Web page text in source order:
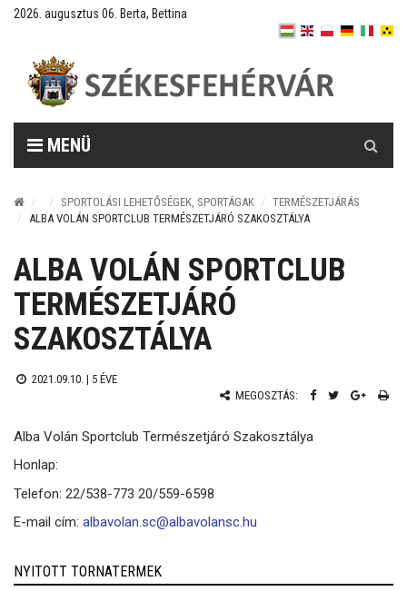
2026. augusztus 06. Berta, Bettina
MENÜ
SPORTOLÁSI LEHETŐSÉGEK, SPORTÁGAK
TERMÉSZETJÁRÁS
ALBA VOLÁN SPORTCLUB TERMÉSZETJÁRÓ SZAKOSZTÁLYA
ALBA VOLÁN SPORTCLUB
TERMÉSZETJÁRÓ
SZAKOSZTÁLYA
2021.09.10. | 5 ÉVE
MEGOSZTÁS:
Alba Volán Sportclub Természetjáró Szakosztálya
Honlap:
Telefon: 22/538-773 20/559-6598
E-mail cím: albavolan.sc@albavolansc.hu
NYITOTT TORNATERMEK